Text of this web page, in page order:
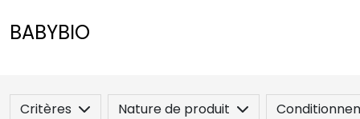
BABYBIO
Critères Nature de produit